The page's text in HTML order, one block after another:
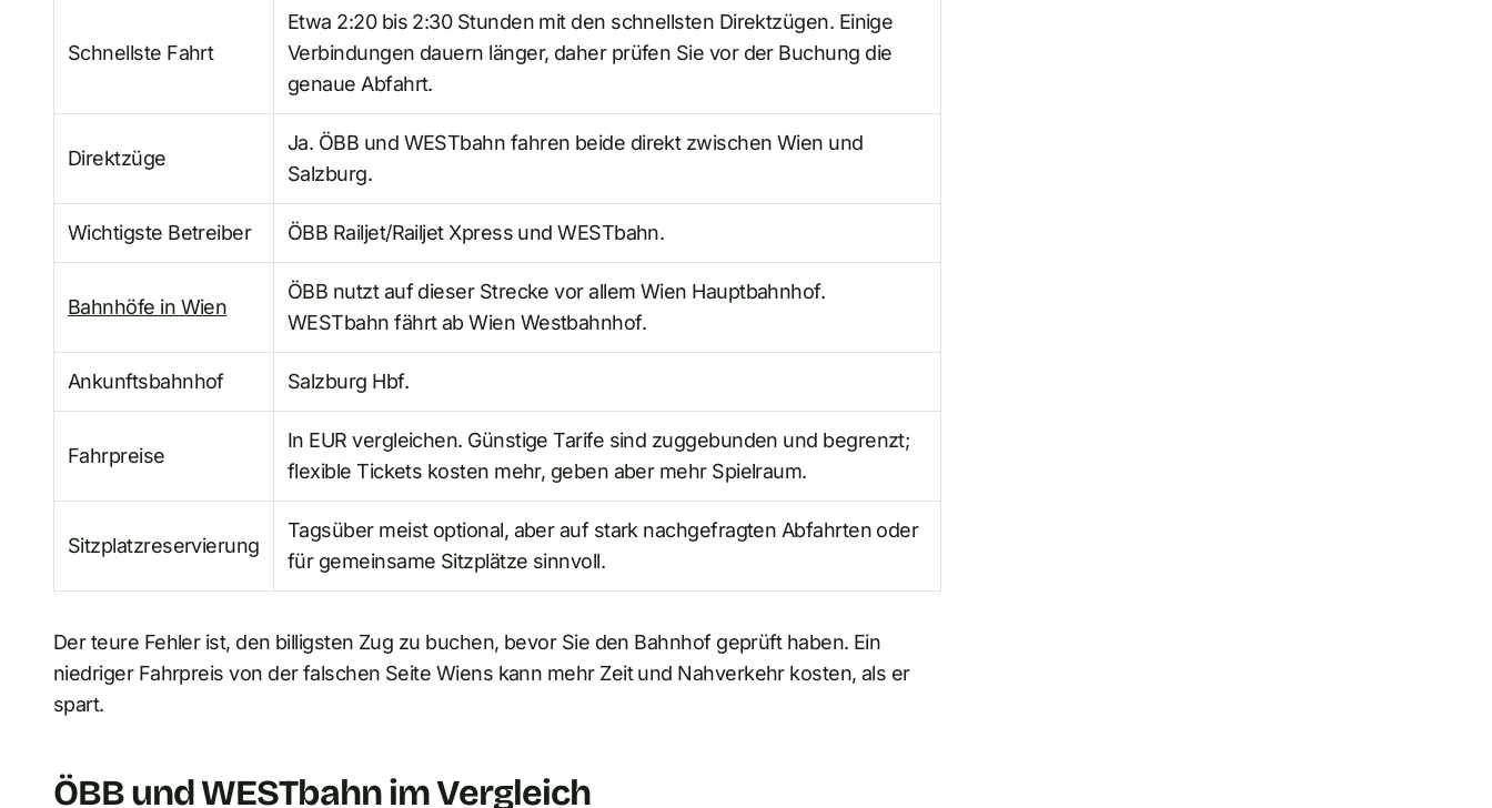
Schnellste Fahrt
Etwa 2:20 bis 2:30 Stunden mit den schnellsten Direktzügen. Einige
Verbindungen dauern länger, daher prüfen Sie vor der Buchung die
genaue Abfahrt.
Direktzüge
Ja. ÖBB und WESTbahn fahren beide direkt zwischen Wien und
Salzburg.
Wichtigste Betreiber ÖBB Railjet/Railjet Xpress und WESTbahn.
Bahnhöfe in Wien
ÖBB nutzt auf dieser Strecke vor allem Wien Hauptbahnhof.
WESTbahn fährt ab Wien Westbahnhof.
Ankunftsbahnhof Salzburg Hbf.
Fahrpreise
In EUR vergleichen. Günstige Tarife sind zuggebunden und begrenzt;
flexible Tickets kosten mehr, geben aber mehr Spielraum.
Sitzplatzreservierung
Tagsüber meist optional, aber auf stark nachgefragten Abfahrten oder
für gemeinsame Sitzplätze sinnvoll.
Der teure Fehler ist, den billigsten Zug zu buchen, bevor Sie den Bahnhof geprüft haben. Ein
niedriger Fahrpreis von der falschen Seite Wiens kann mehr Zeit und Nahverkehr kosten, als er
spart.
ÖBB und WESTbahn im Vergleich